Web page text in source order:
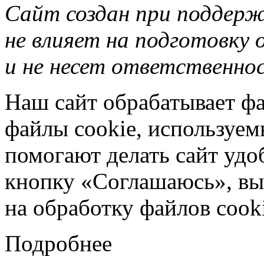
Сайт создан при
не влияет на подготовку
и не несет
Наш сайт обрабатывает
файлы cookie,
помогают делать сайт
кнопку «Соглашаюсь», вы
на обработку файлов
Подробнее